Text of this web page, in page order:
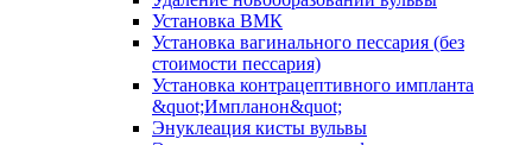
Установка ВМК
Установка вагинального пессария (без
стоимости пессария)
Установка контрацептивного импланта
&quot;Импланон&quot;
Энуклеация кисты вульвы